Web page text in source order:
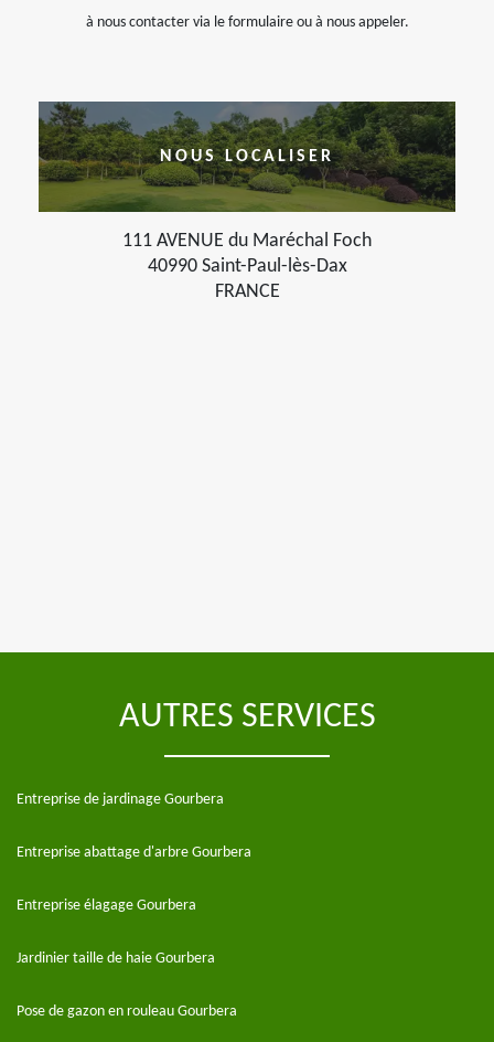
à nous contacter via le formulaire ou à nous appeler.
NOUS LOCALISER
111 AVENUE du Maréchal Foch
40990 Saint-Paul-lès-Dax
FRANCE
AUTRES SERVICES
Entreprise de jardinage Gourbera
Entreprise abattage d'arbre Gourbera
Entreprise élagage Gourbera
Jardinier taille de haie Gourbera
Pose de gazon en rouleau Gourbera